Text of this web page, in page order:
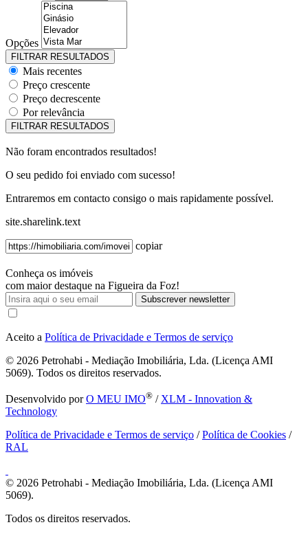
Opções
Mais recentes
Preço crescente
Preço decrescente
Por relevância
Não foram encontrados resultados!
O seu pedido foi enviado com sucesso!
Entraremos em contacto consigo o mais rapidamente possível.
site.sharelink.text
copiar
Conheça os imóveis
com maior destaque na Figueira da Foz!
Subscrever newsletter
Aceito a Política de Privacidade e Termos de serviço
© 2026 Petrohabi - Mediação Imobiliária, Lda. (Licença AMI
5069). Todos os direitos reservados.
Desenvolvido porO MEU IMO® / XLM - Innovation &
Technology
Política de Privacidade e Termos de serviço /Política de Cookies /
RAL
© 2026 Petrohabi - Mediação Imobiliária, Lda. (Licença AMI
5069).
Todos os direitos reservados.